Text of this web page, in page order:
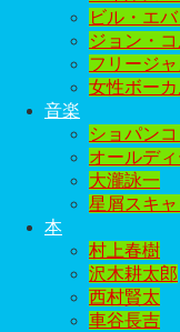
ビル・エ
ジョン・
フリージ
女性ボー
音楽
ショパン
オールデ
大瀧詠一
星屑スキャ
本
村上春樹
沢木耕太郎
西村賢太
車谷長吉